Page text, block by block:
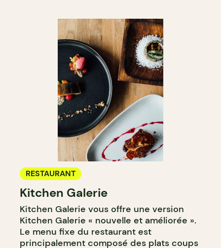
RESTAURANT
Kitchen Galerie
Kitchen Galerie vous offre une version
Kitchen Galerie « nouvelle et améliorée ».
Le menu fixe du restaurant est
principalement composé des plats coups